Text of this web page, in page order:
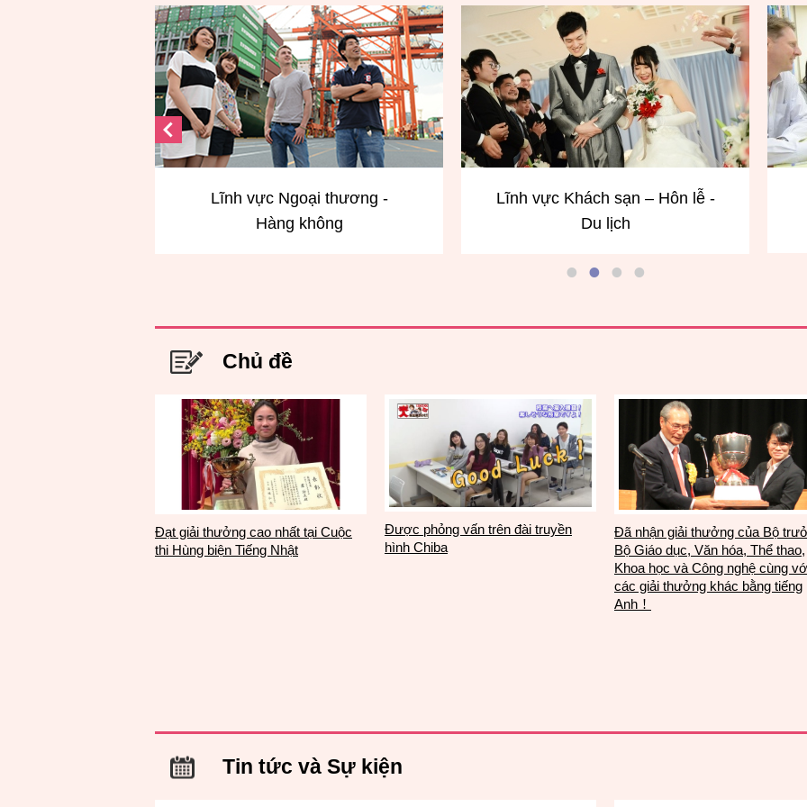
Lĩnh vực Khách sạn – Hôn lễ -
Du lịch
Lĩnh vực giao tiếp tiếng Anh
Chủ đề
Đạt giải thưởng cao nhất tại Cuộc
thi Hùng biện Tiếng Nhật
Được phỏng vấn trên đài truyền
hình Chiba
Đã nhận giải thưởng của Bộ
Bộ Giáo dục, Văn hóa, Thể thao,
Khoa học và Công nghệ cùng
các giải thưởng khác bằng tiếng
Anh！
Tin tức và Sự kiện